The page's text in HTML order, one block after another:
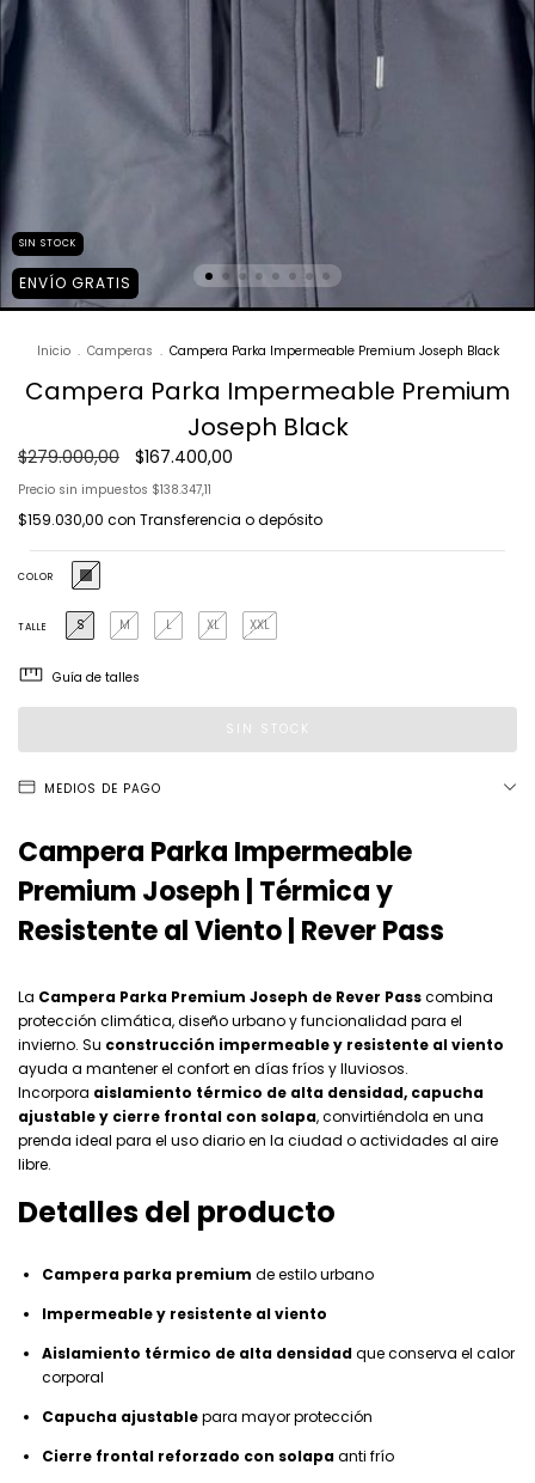
SIN STOCK
ENVÍO GRATIS
Inicio . Camperas . Campera Parka Impermeable Premium Joseph Black
Campera Parka Impermeable Premium
Joseph Black
$279.000,00 $167.400,00
Precio sin impuestos $138.347,11
$159.030,00 con Transferencia o depósito
COLOR
TALLE S M L XL XXL
Guía de talles
MEDIOS DE PAGO
Campera Parka Impermeable
Premium Joseph | Térmica y
Resistente al Viento | Rever Pass
La Campera Parka Premium Joseph de Rever Passcombina
protección climática, diseño urbano y funcionalidad para el
invierno. Su construcción impermeable y resistente al viento
ayuda a mantener el confort en días fríos y lluviosos.
Incorpora aislamiento térmico de alta densidad, capucha
ajustable y cierre frontal con solapa, convirtiéndola en una
prenda ideal para el uso diario en la ciudad o actividades al aire
libre.
Detalles del producto
Campera parka premium de estilo urbano
Impermeable y resistente al viento
Aislamiento térmico de alta densidadque conserva el calor
corporal
Capucha ajustablepara mayor protección
Cierre frontal reforzado con solapaanti frío